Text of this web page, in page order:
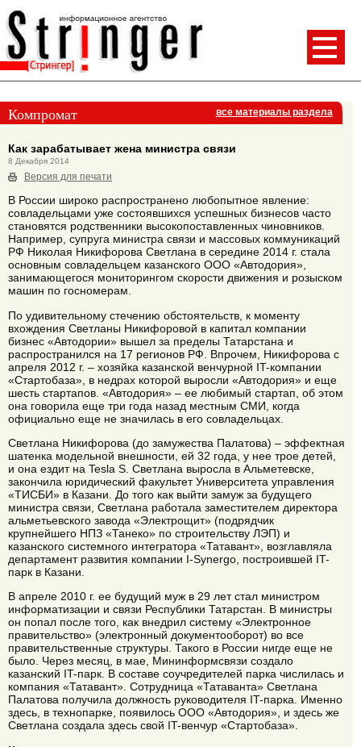
Компромат все материалы раздела
Как зарабатывает жена министра связи
8 Декабря 2014
Версия для печати
В России широко распространено любопытное явление:
совладельцами уже состоявшихся успешных бизнесов часто
становятся родственники высокопоставленных чиновников.
Например, супруга министра связи и массовых коммуникаций
РФ Николая Никифорова Светлана в середине 2014 г. стала
основным совладельцем казанского ООО «Автодория»,
занимающегося мониторингом скорости движения и розыском
машин по госномерам.
По удивительному стечению обстоятельств, к моменту
вхождения Светланы Никифоровой в капитал компании
бизнес «Автодории» вышел за пределы Татарстана и
распространился на 17 регионов РФ. Впрочем, Никифорова с
апреля 2012 г. – хозяйка казанской венчурной IT-компании
«Стартобаза», в недрах которой выросли «Автодория» и еще
шесть стартапов. «Автодория» – ее любимый стартап, об этом
она говорила еще три года назад местным СМИ, когда
официально еще не значилась в его совладельцах.
Светлана Никифорова (до замужества Палатова) – эффектная
шатенка модельной внешности, ей 32 года, у нее трое детей,
и она ездит на Tesla S. Светлана выросла в Альметевске,
закончила юридический факультет Университета управления
«ТИСБИ» в Казани. До того как выйти замуж за будущего
министра связи, Светлана работала заместителем директора
альметьевского завода «Электрощит» (подрядчик
крупнейшего НПЗ «Танеко» по строительству ЛЭП) и
казанского системного интегратора «Татавант», возглавляла
департамент развития компании I-Synergo, построившей IT-
парк в Казани.
В апреле 2010 г. ее будущий муж в 29 лет стал министром
информатизации и связи Республики Татарстан. В министры
он попал после того, как внедрил систему «Электронное
правительство» (электронный документооборот) во все
правительственные структуры. Такого в России нигде еще не
было. Через месяц, в мае, Мининформсвязи создало
казанский IT-парк. В составе соучредителей парка числилась и
компания «Татавант». Сотрудница «Татаванта» Светлана
Палатова получила должность руководителя IT-парка. Именно
здесь, в технопарке, появилось ООО «Автодория», и здесь же
Светлана создала здесь свой IT-венчур «Стартобаза».